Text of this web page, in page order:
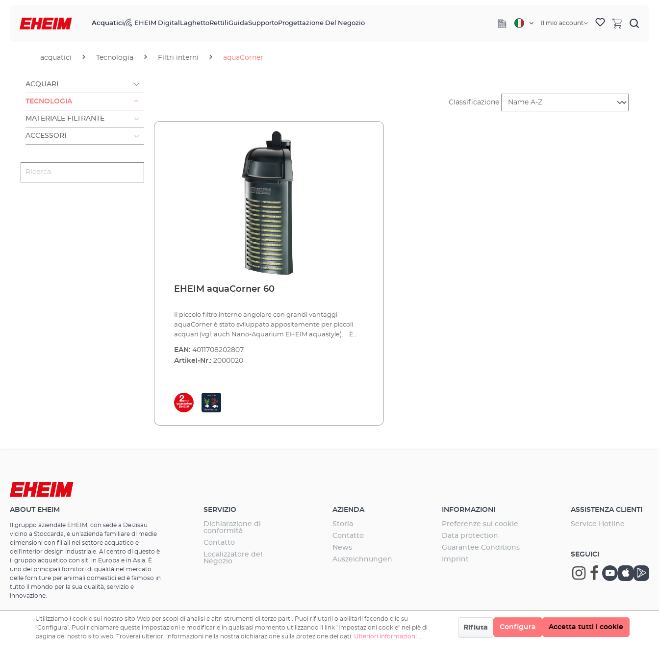
Acquatici EHEIM Digital LaghettoRettiliGuidaSupportoProgettazione Del Negozio Il mio account
acquatici Tecnologia Filtri interni aquaCorner
ACQUARI
TECNOLOGIA
MATERIALE FILTRANTE
ACCESSORI
Classificazione
EHEIM aquaCorner 60
Il piccolo filtro interno angolare con grandi vantaggi
aquaCorner è stato sviluppato appositamente per piccoli
acquari (vgl. auch Nano-Aquarium EHEIM aquastyle). È
in equilibrio l'ecosistema sensibile, garantendo una
circolazione costante dell'acqua e prevenendo diversi livelli
alle decorazioni. La sua aspirazione è regolata, in modo che
le piccole creature (ad es. giovani gamberetti, giovani pesci)
non vengano risucchiate. Inoltre, è fissato così vicino al vetro
per i trattamenti dell'acqua, i fertilizzanti, ecc.
EAN: 4011708202807
Artikel-Nr.: 2000020
ABOUT EHEIM
Il gruppo aziendale EHEIM, con sede a Deizisau
vicino a Stoccarda, è un'azienda familiare di medie
dimensioni con filiali nel settore acquatico e
dell'interior design industriale. Al centro di questo è
il gruppo acquatico con siti in Europa e in Asia. È
uno dei principali fornitori di qualità nel mercato
delle forniture per animali domestici ed è famoso in
tutto il mondo per la sua qualità, servizio e
innovazione.
SERVIZIO
Dichiarazione di
conformità
Contatto
Localizzatore del
Negozio
AZIENDA
Storia
Contatto
News
Auszeichnungen
INFORMAZIONI
Preferenze sui cookie
Data protection
Guarantee Conditions
Imprint
ASSISTENZA CLIENTI
Service Hotline
SEGUICI
Copyright © 2026 EHEIM GmbH & Co. KG.
Utilizziamo i cookie sul nostro sito Web per scopi di analisi e altri strumenti di terze parti. Puoi rifiutarli o abilitarli facendo clic su
"Configura". Puoi richiamare queste impostazioni e modificarle in qualsiasi momento utilizzando il link "Impostazioni cookie" nel piè di
pagina del nostro sito web. Troverai ulteriori informazioni nella nostra dichiarazione sulla protezione dei dati. Ulteriori informazioni ...
Rifiuta Configura Accetta tutti i cookie